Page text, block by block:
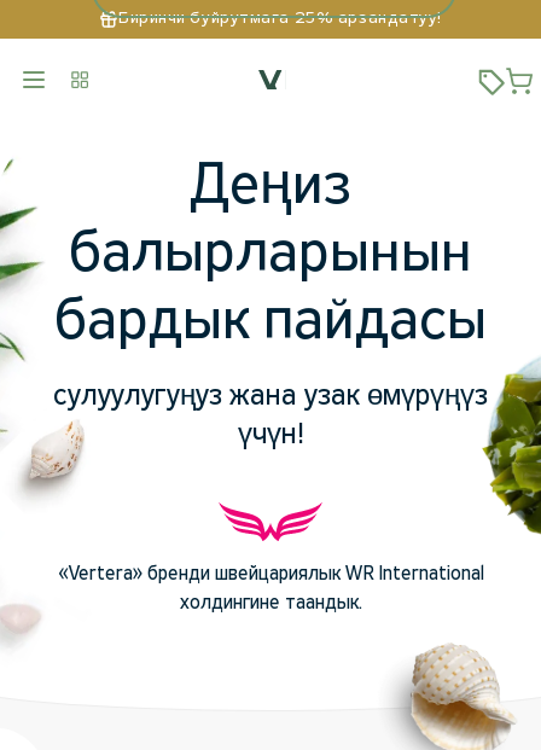
Биринчи буйрутмага 25% арзандатуу!
Деңиз
балырларынын
бардык пайдасы
сулуулугуңуз жана узак өмүрүңүз
үчүн!
«Vertera» бренди швейцариялык WR International
холдингине таандык.